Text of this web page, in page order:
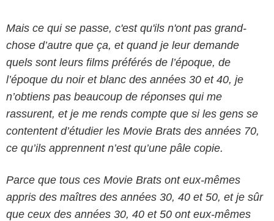
Mais ce qui se passe, c'est qu'ils n'ont pas grand-
chose d’autre que ça, et quand je leur demande
quels sont leurs films préférés de l’époque, de
l’époque du noir et blanc des années 30 et 40, je
n’obtiens pas beaucoup de réponses qui me
rassurent, et je me rends compte que si les gens se
contentent d’étudier les Movie Brats des années 70,
ce qu’ils apprennent n’est qu’une pâle copie.
Parce que tous ces Movie Brats ont eux-mêmes
appris des maîtres des années 30, 40 et 50, et je sûr
que ceux des années 30, 40 et 50 ont eux-mêmes